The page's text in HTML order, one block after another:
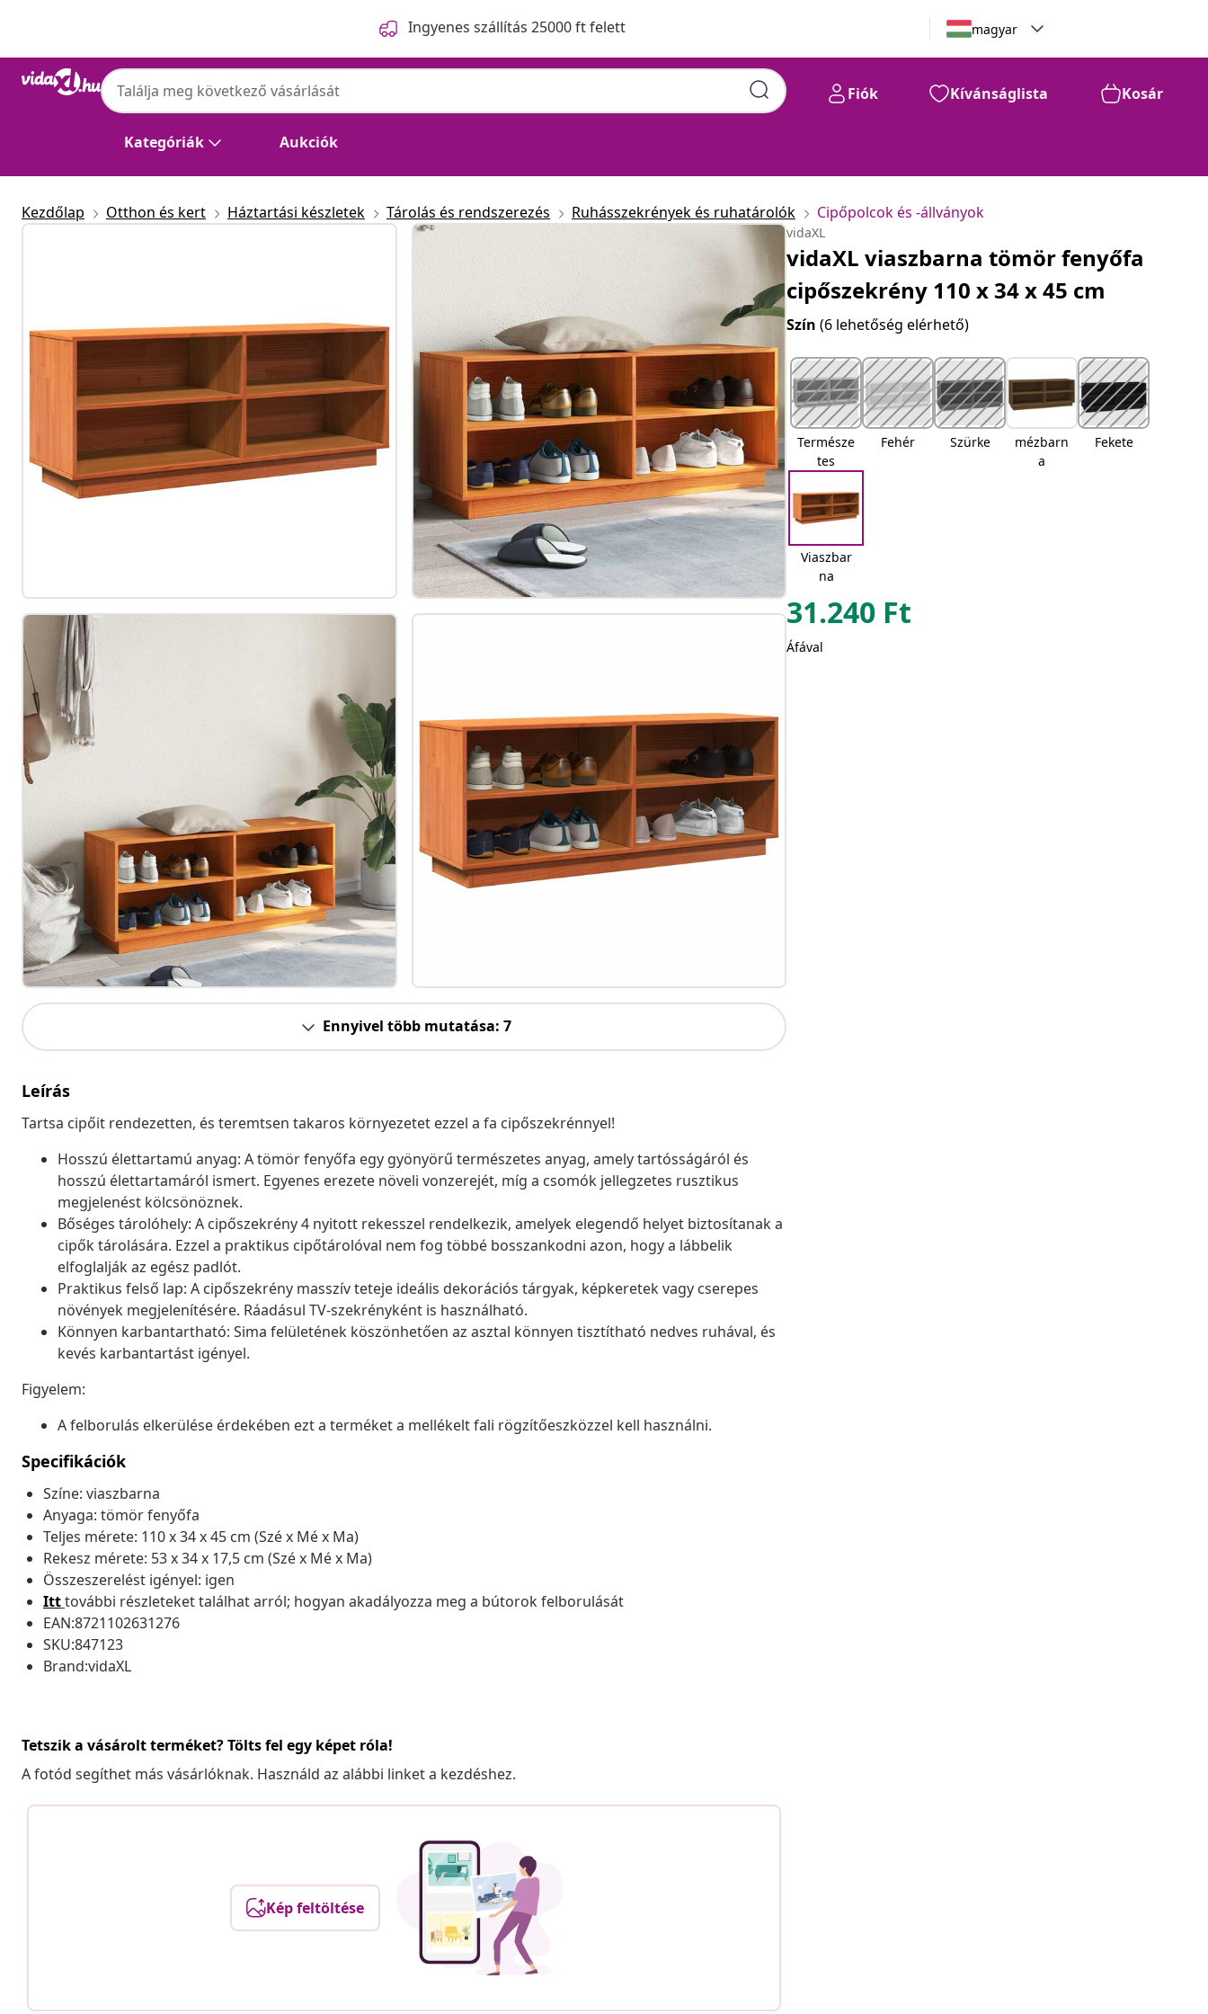
Ingyenes szállítás 25000 ft felett magyar
Kategóriák Aukciók
Fiók Kívánságlista Kosár
Kezdőlap Otthon és kert Háztartási készletek Tárolás és rendszerezés Ruhásszekrények és ruhatárolók Cipőpolcok és -állványok
Ennyivel több mutatása: 7
Leírás
Tartsa cipőit rendezetten, és teremtsen takaros környezetet ezzel a fa cipőszekrénnyel!
Hosszú élettartamú anyag: A tömör fenyőfa egy gyönyörű természetes anyag, amely tartósságáról és
hosszú élettartamáról ismert. Egyenes erezete növeli vonzerejét, míg a csomók jellegzetes rusztikus
megjelenést kölcsönöznek.
Bőséges tárolóhely: A cipőszekrény 4 nyitott rekesszel rendelkezik, amelyek elegendő helyet biztosítanak a
cipők tárolására. Ezzel a praktikus cipőtárolóval nem fog többé bosszankodni azon, hogy a lábbelik
elfoglalják az egész padlót.
Praktikus felső lap: A cipőszekrény masszív teteje ideális dekorációs tárgyak, képkeretek vagy cserepes
növények megjelenítésére. Ráadásul TV-szekrényként is használható.
Könnyen karbantartható: Sima felületének köszönhetően az asztal könnyen tisztítható nedves ruhával, és
kevés karbantartást igényel.
Figyelem:
A felborulás elkerülése érdekében ezt a terméket a mellékelt fali rögzítőeszközzel kell használni.
Specifikációk
Színe: viaszbarna
Anyaga: tömör fenyőfa
Teljes mérete: 110 x 34 x 45 cm (Szé x Mé x Ma)
Rekesz mérete: 53 x 34 x 17,5 cm (Szé x Mé x Ma)
Összeszerelést igényel: igen
Itttovábbi részleteket találhat arról; hogyan akadályozza meg a bútorok felborulását
EAN:8721102631276
SKU:847123
Brand:vidaXL
Tetszik a vásárolt terméket? Tölts fel egy képet róla!
A fotód segíthet más vásárlóknak. Használd az alábbi linket a kezdéshez.
Kép feltöltése
vidaXL
vidaXL viaszbarna tömör fenyőfa
cipőszekrény 110 x 34 x 45 cm
Szín(6 lehetőség elérhető)
Természe
tes
Fehér Szürke
mézbarn
a
Fekete
Viaszbar
na
31.240 Ft
Áfával